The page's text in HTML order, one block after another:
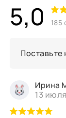
5,0 185
Поставьте
Ирина
13 июля